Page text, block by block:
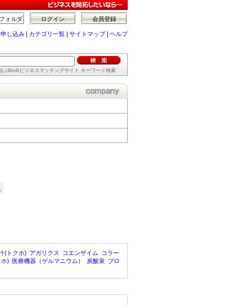
会員登録
ログイン
ォルダ
し込み カテゴリ一覧 サイトマップ| ヘルプ
ぶBtoBビジネスマッチングサイト キーワード検索
(トクホ) アガリクス コエンザイム コラー
) 医療機器（ゲルマニウム） 炭酸泉 プロ